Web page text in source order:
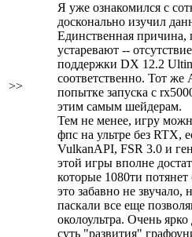
>>
Я уже ознакомился с
досконально изучил
Единственная причина,
устаревают --
поддержки DX 12.2
соответственно. Тот
попытке запуска с
этим самым шейдерам.
Тем не менее, игру
фпс на ультре без RTX,
VulkanAPI, FSR 3.0 и
этой игры вполне
которые 1080ти
это забавно не звучало,
паскали все еще
околоультра. Очень
суть "развития"